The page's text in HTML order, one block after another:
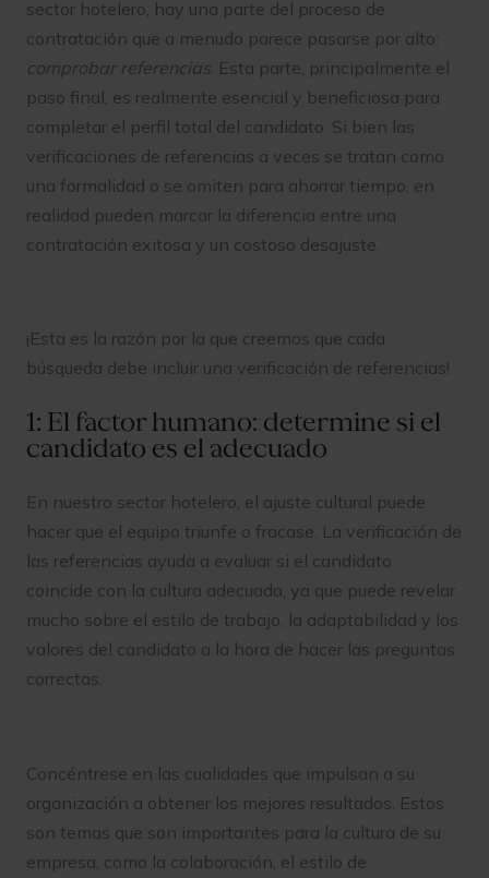
sector hotelero, hay una parte del proceso de
contratación que a menudo parece pasarse por alto:
comprobar referencias. Esta parte, principalmente el
paso final, es realmente esencial y beneficiosa para
completar el perfil total del candidato. Si bien las
verificaciones de referencias a veces se tratan como
una formalidad o se omiten para ahorrar tiempo, en
realidad pueden marcar la diferencia entre una
contratación exitosa y un costoso desajuste.
¡Esta es la razón por la que creemos que cada
búsqueda debe incluir una verificación de referencias!
1: El factor humano: determine si el
candidato es el adecuado
En nuestro sector hotelero, el ajuste cultural puede
hacer que el equipo triunfe o fracase. La verificación de
las referencias ayuda a evaluar si el candidato
coincide con la cultura adecuada, ya que puede revelar
mucho sobre el estilo de trabajo, la adaptabilidad y los
valores del candidato a la hora de hacer las preguntas
correctas.
Concéntrese en las cualidades que impulsan a su
organización a obtener los mejores resultados. Estos
son temas que son importantes para la cultura de su
empresa, como la colaboración, el estilo de